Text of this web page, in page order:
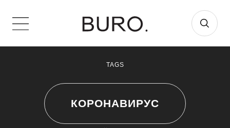
TAGS
КОРОНАВИРУС